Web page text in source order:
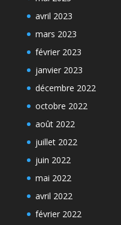
avril 2023
mars 2023
février 2023
janvier 2023
décembre 2022
octobre 2022
août 2022
juillet 2022
juin 2022
mai 2022
avril 2022
février 2022